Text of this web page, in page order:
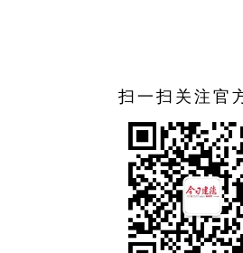
美的唱腔、清新亮丽的扮相以及优
场观众连声叫好。
下涯镇相关负责人介绍，开展
化传递，丰富及活跃基层群众的文
淀和群众文化素养的提升，实现村
来下涯镇也会在下涯镇大洲村文化
礼堂、下涯镇春秋村文化礼堂、下
扫一扫关注官